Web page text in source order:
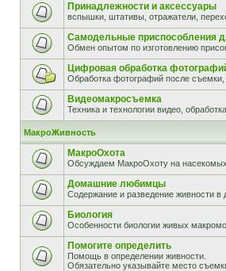
Принадлежности и аксессуары
вспышки, штативы, отражатели,
Самодельные приспособления
Обмен опытом по изготовлению
Цифровая обработка
Обработка фотографий после
Видеомакросъемка
Техника и технологии видео,
МакроЖивность
МакроОхота
Обсуждаем МакроОхоту на
Домашние любимцы
Содержание и разведение живности
Биология
Особенности биологии живых
Помогите определить
Помощь в определении живности.
Обязательно указывайте место